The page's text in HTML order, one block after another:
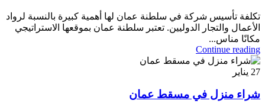
تكلفة تأسيس شركة في سلطنة عمان لها أهمية كبيرة بالنسبة لرواد
الأعمال والتجار الدوليين. تعتبر سلطنة عمان بموقعها الاستراتيجي
مكانًا مناس...
Continue reading
27 يناير
شراء منزل في مسقط عمان